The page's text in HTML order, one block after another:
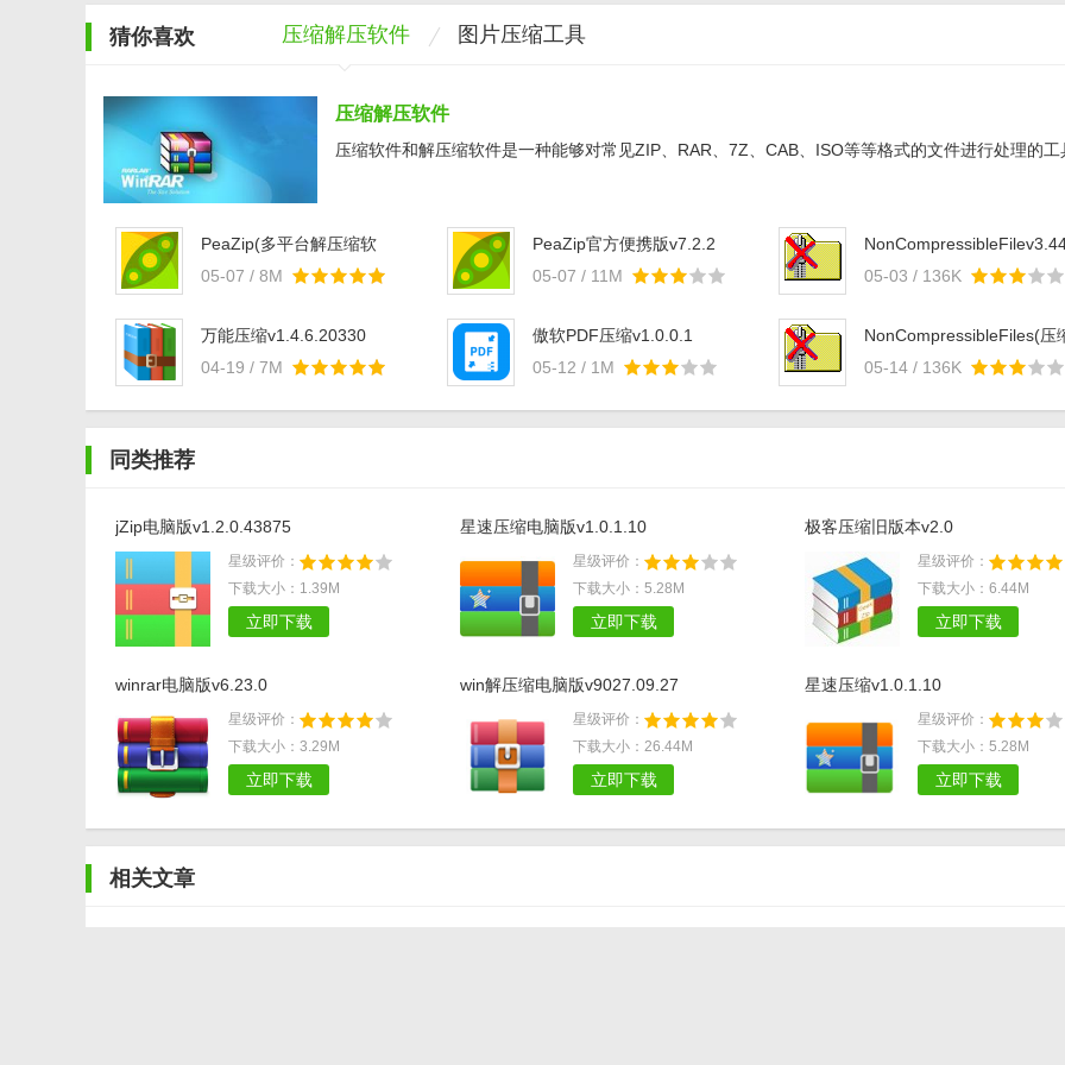
猜你喜欢 压缩解压软件 图片压缩工具
压缩解压软件
压缩软件和解压缩软件是一种能够对常见ZIP、RAR、7Z、CAB、ISO等等格式的文件进行处理的工
PeaZip(多平台解压缩软
05-07 / 8M
PeaZip官方便携版v7.2.2
05-07 / 11M
05-03 / 136K
万能压缩v1.4.6.20330
04-19 / 7M
傲软PDF压缩v1.0.0.1
05-12 / 1M
NonCompressibleFiles(压
05-14 / 136K
同类推荐
jZip电脑版v1.2.0.43875
星级评价：
下载大小：1.39M
立即下载
星速压缩电脑版v1.0.1.10
星级评价：
下载大小：5.28M
立即下载
极客压缩旧版本v2.0
星级评价：
下载大小：6.44M
立即下载
winrar电脑版v6.23.0
星级评价：
下载大小：3.29M
立即下载
win解压缩电脑版v9027.09.27
星级评价：
下载大小：26.44M
立即下载
星速压缩v1.0.1.10
星级评价：
下载大小：5.28M
立即下载
相关文章